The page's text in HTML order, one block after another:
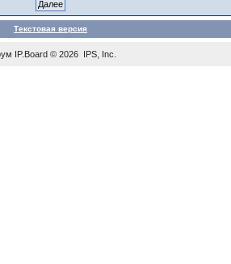
Текстовая версия
IP.Board© 2026 IPS, Inc